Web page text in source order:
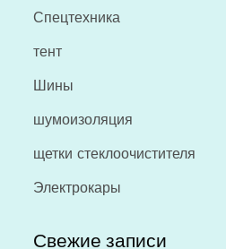
Спецтехника
тент
Шины
шумоизоляция
щетки стеклоочистителя
Электрокары
Свежие записи